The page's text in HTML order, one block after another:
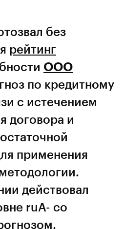
без
рейтинг
ООО
по кредитному
с истечением
договора и
применения
действовал
ruA- со